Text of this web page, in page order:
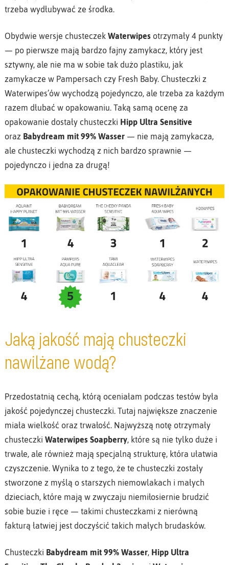
trzeba wydłubywać ze środka.
Obydwie wersje chusteczek Waterwipesotrzymały 4 punkty
— po pierwsze mają bardzo fajny zamykacz, który jest
sztywny, ale nie ma w sobie tak dużo plastiku, jak
zamykacze w Pampersach czy Fresh Baby. Chusteczki z
Waterwipes’ów wychodzą pojedynczo, ale trzeba za każdym
razem dłubać w opakowaniu. Taką samą ocenę za
opakowanie dostały chusteczki Hipp Ultra Sensitive
oraz Babydream mit 99% Wasser— nie mają zamykacza,
ale chusteczki wychodzą z nich bardzo sprawnie —
pojedynczo i jedna za drugą!
Jaką jakość mają chusteczki
nawilżane wodą?
Przedostatnią cechą, którą oceniałam podczas testów była
jakość pojedynczej chusteczki. Tutaj największe znaczenie
miała wielkość oraz trwałość. Najwyższą notę otrzymały
chusteczki Waterwipes Soapberry, które są nie tylko duże i
trwałe, ale również mają specjalną strukturę, która ułatwia
czyszczenie. Wynika to z tego, że te chusteczki zostały
stworzone z myślą o starszych niemowlakach i małych
dzieciach, które mają w zwyczaju niemiłosiernie brudzić
sobie buzie i ręce — takimi chusteczkami z nierówną
fakturą łatwiej jest doczyścić takich małych brudasków.
Chusteczki Babydream mit 99% Wasser, Hipp Ultra